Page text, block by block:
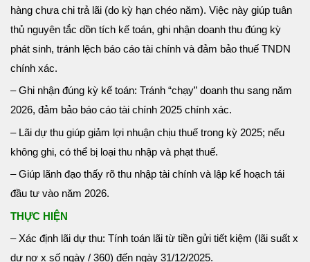
hàng chưa chi trả lãi (do kỳ hạn chéo năm). Việc này giúp tuân
thủ nguyên tắc dồn tích kế toán, ghi nhận doanh thu đúng kỳ
phát sinh, tránh lệch báo cáo tài chính và đảm bảo thuế TNDN
chính xác.
– Ghi nhận đúng kỳ kế toán: Tránh “chạy” doanh thu sang năm
2026, đảm bảo báo cáo tài chính 2025 chính xác.
– Lãi dự thu giúp giảm lợi nhuận chịu thuế trong kỳ 2025; nếu
không ghi, có thể bị loại thu nhập và phạt thuế.
– Giúp lãnh đạo thấy rõ thu nhập tài chính và lập kế hoạch tái
đầu tư vào năm 2026.
THỰC HIỆN
– Xác định lãi dự thu: Tính toán lãi từ tiền gửi tiết kiệm (lãi suất x
dư nợ x số ngày / 360) đến ngày 31/12/2025.